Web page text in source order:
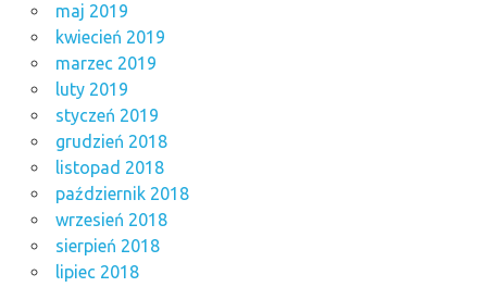
maj 2019
kwiecień 2019
marzec 2019
luty 2019
styczeń 2019
grudzień 2018
listopad 2018
październik 2018
wrzesień 2018
sierpień 2018
lipiec 2018